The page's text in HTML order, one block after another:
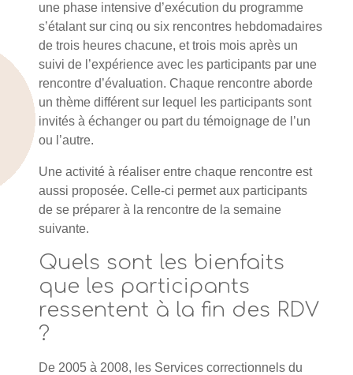
une phase intensive d’exécution du programme
s’étalant sur cinq ou six rencontres hebdomadaires
de trois heures chacune, et trois mois après un
suivi de l’expérience avec les participants par une
rencontre d’évaluation. Chaque rencontre aborde
un thème différent sur lequel les participants sont
invités à échanger ou part du témoignage de l’un
ou l’autre.
Une activité à réaliser entre chaque rencontre est
aussi proposée. Celle-ci permet aux participants
de se préparer à la rencontre de la semaine
suivante.
Quels sont les bienfaits
que les participants
ressentent à la fin des RDV
?
De 2005 à 2008, les Services correctionnels du